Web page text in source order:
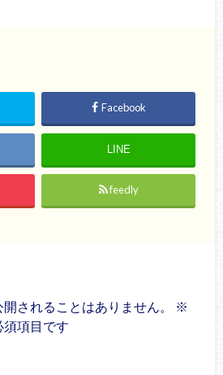
Facebook
LINE
feedly
されることはありません。
※
項目です